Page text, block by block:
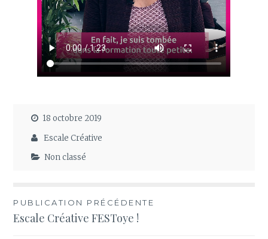
18 octobre 2019
Escale Créative
Non classé
Navigation
de
PUBLICATION PRÉCÉDENTE
Escale Créative FESToye !